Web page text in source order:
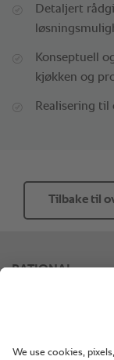
Detaljert
Konseptuell
kjøkken og
Realisering
Tilbake til